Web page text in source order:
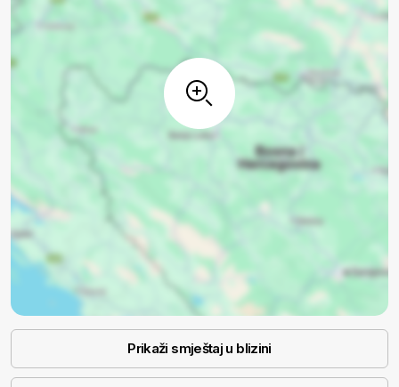
Prikaži smještaj u blizini